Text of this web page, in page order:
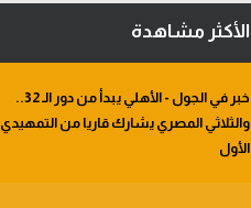
الأكثر مشاهدة
خبر في الجول - الأهلي يبدأ من دور الـ 32..
والثلاثي المصري يشارك قاريا من التمهيدي
الأول